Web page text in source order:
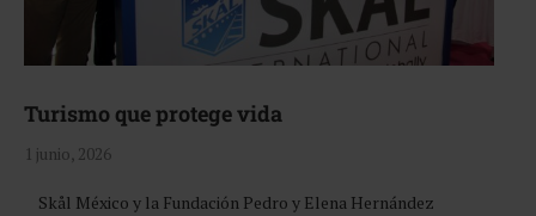
Turismo que protege vida
1 junio, 2026
Skål México y la Fundación Pedro y Elena Hernández